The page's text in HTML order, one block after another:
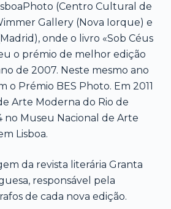
(Centro Cultural de
Gallery (Nova Iorque) e
onde o livro «Sob Céus
o prémio de melhor edição
de 2007. Neste mesmo ano
o Prémio BES Photo. Em 2011
Arte Moderna do Rio de
no Museu Nacional de Arte
Lisboa.
da revista literária Granta
responsável pela
de cada nova edição.